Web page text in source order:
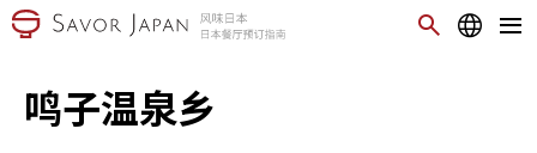
鸣子温泉乡